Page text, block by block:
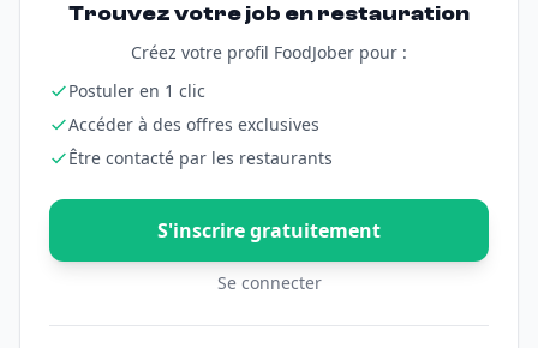
Trouvez votre job en restauration
Créez votre profil FoodJober pour :
Postuler en 1 clic
Accéder à des offres exclusives
Être contacté par les restaurants
S'inscrire gratuitement
Se connecter